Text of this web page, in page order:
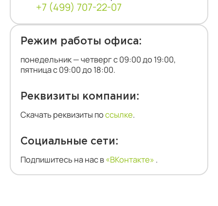
+7 (499) 707-22-07
Режим работы офиса:
понедельник — четверг с 09:00 до 19:00,
пятница с 09:00 до 18:00.
Реквизиты компании:
Скачать реквизиты поссылке.
Социальные сети:
Подпишитесь на нас в«ВКонтакте» .